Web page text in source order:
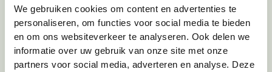
We gebruiken cookies om content en advertenties te
personaliseren, om functies voor social media te bieden
en om ons websiteverkeer te analyseren. Ook delen we
informatie over uw gebruik van onze site met onze
partners voor social media, adverteren en analyse. Deze